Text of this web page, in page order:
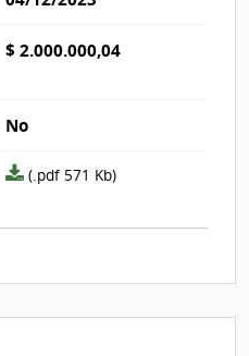
$ 2.000.000,04
No
Archivo
acta_1097892.pdf
(.pdf 571 Kb)